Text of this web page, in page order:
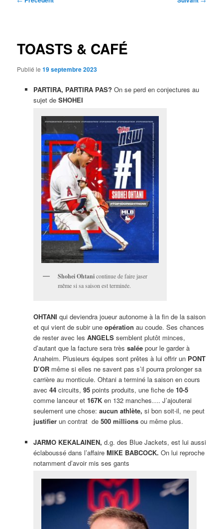
TOASTS & CAFÉ
Publié le19 septembre 2023
PARTIRA, PARTIRA PAS? On se perd en conjectures au
sujet de SHOHEI
Shohei Ohtanicontinue de faire jaser
même si sa saison est terminée.
OHTANI qui deviendra joueur autonome à la fin de la saison
et qui vient de subir une opération au coude. Ses chances
de rester avec les ANGELSsemblent plutôt minces,
d’autant que la facture sera très saléepour le garder à
Anaheim. Plusieurs équipes sont prêtes à lui offrir un PONT
D’ORmême si elles ne savent pas s’il pourra prolonger sa
carrière au monticule. Ohtani a terminé la saison en cours
avec 44circuits, 95points produits, une fiche de 10-5
comme lanceur et 167Ken 132 manches…. J’ajouterai
seulement une chose: aucun athlète, si bon soit-il, ne peut
justifierun contrat de 500 millionsou même plus.
JARMO KEKALAINEN, d.g. des Blue Jackets, est lui aussi
éclaboussé dans l’affaire MIKE BABCOCK. On lui reproche
notamment d’avoir mis ses gants